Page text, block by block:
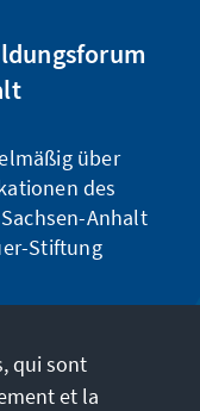
über
des
Anhalt
Stiftung
qui sont
et la